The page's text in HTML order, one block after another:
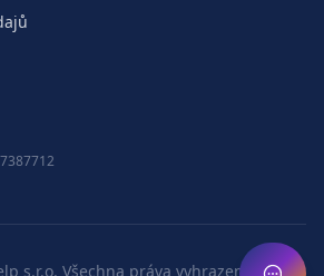
s.r.o. Všechna práva vyhrazena.